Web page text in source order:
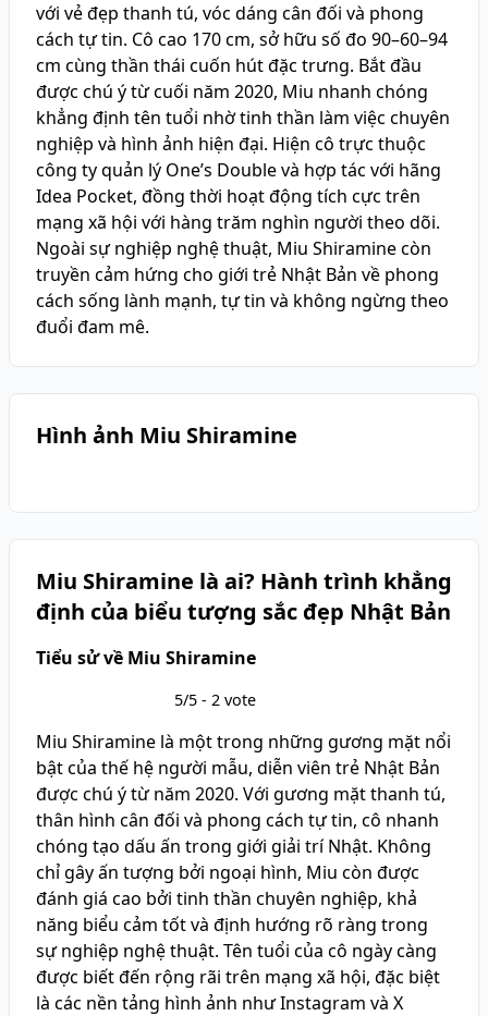
với vẻ đẹp thanh tú, vóc dáng cân đối và phong
cách tự tin. Cô cao 170 cm, sở hữu số đo 90–60–94
cm cùng thần thái cuốn hút đặc trưng. Bắt đầu
được chú ý từ cuối năm 2020, Miu nhanh chóng
khẳng định tên tuổi nhờ tinh thần làm việc chuyên
nghiệp và hình ảnh hiện đại. Hiện cô trực thuộc
công ty quản lý One’s Double và hợp tác với hãng
Idea Pocket, đồng thời hoạt động tích cực trên
mạng xã hội với hàng trăm nghìn người theo dõi.
Ngoài sự nghiệp nghệ thuật, Miu Shiramine còn
truyền cảm hứng cho giới trẻ Nhật Bản về phong
cách sống lành mạnh, tự tin và không ngừng theo
đuổi đam mê.
Hình ảnh Miu Shiramine
Miu Shiramine là ai? Hành trình khẳng
định của biểu tượng sắc đẹp Nhật Bản
Tiểu sử về Miu Shiramine
5/5 - 2 vote
Miu Shiramine là một trong những gương mặt nổi
bật của thế hệ người mẫu, diễn viên trẻ Nhật Bản
được chú ý từ năm 2020. Với gương mặt thanh tú,
thân hình cân đối và phong cách tự tin, cô nhanh
chóng tạo dấu ấn trong giới giải trí Nhật. Không
chỉ gây ấn tượng bởi ngoại hình, Miu còn được
đánh giá cao bởi tinh thần chuyên nghiệp, khả
năng biểu cảm tốt và định hướng rõ ràng trong
sự nghiệp nghệ thuật. Tên tuổi của cô ngày càng
được biết đến rộng rãi trên mạng xã hội, đặc biệt
là các nền tảng hình ảnh như Instagram và X